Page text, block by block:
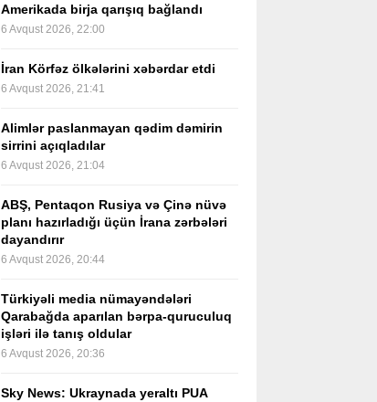
Amerikada birja qarışıq bağlandı
6 Avqust 2026, 22:00
İran Körfəz ölkələrini xəbərdar etdi
6 Avqust 2026, 21:41
Alimlər paslanmayan qədim dəmirin
sirrini açıqladılar
6 Avqust 2026, 21:04
ABŞ, Pentaqon Rusiya və Çinə nüvə
planı hazırladığı üçün İrana zərbələri
dayandırır
6 Avqust 2026, 20:44
Türkiyəli media nümayəndələri
Qarabağda aparılan bərpa-quruculuq
işləri ilə tanış oldular
6 Avqust 2026, 20:36
Sky News: Ukraynada yeraltı PUA